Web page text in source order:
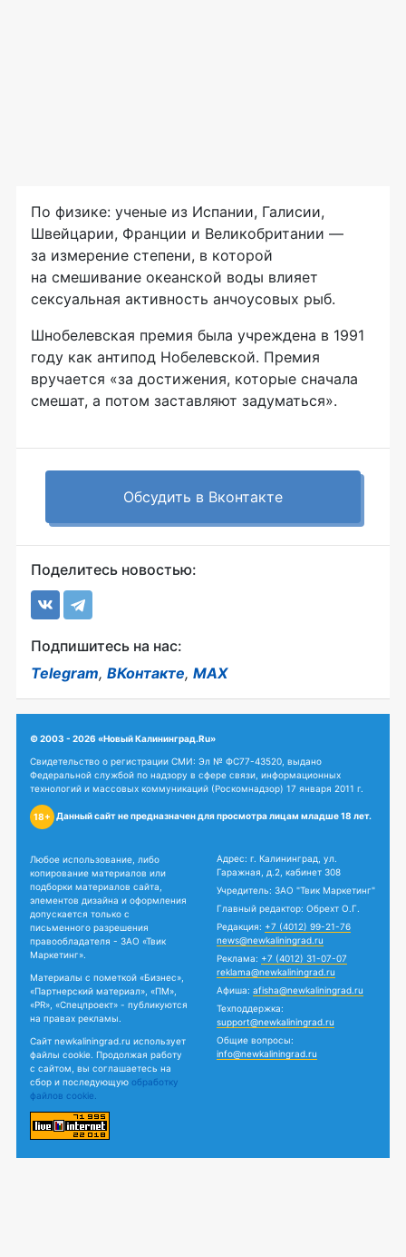
По физике: ученые из Испании, Галисии,
Швейцарии, Франции и Великобритании —
за измерение степени, в которой
на смешивание океанской воды влияет
сексуальная активность анчоусовых рыб.
Шнобелевская премия была учреждена в 1991
году как антипод Нобелевской. Премия
вручается «за достижения, которые сначала
смешат, а потом заставляют задуматься».
Обсудить в Вконтакте
Поделитесь новостью:
Подпишитесь на нас:
Telegram, ВКонтакте, MAX
© 2003 - 2026 «Новый Калининград.Ru»
Свидетельство о регистрации СМИ: Эл № ФС77-43520, выдано
Федеральной службой по надзору в сфере связи, информационных
технологий и массовых коммуникаций (Роскомнадзор) 17 января 2011 г.
18+ Данный сайт не предназначен для просмотра лицам младше 18 лет.
Любое использование, либо
копирование материалов или
подборки материалов сайта,
элементов дизайна и оформления
допускается только с
письменного разрешения
правообладателя - ЗАО «Твик
Маркетинг».
Материалы с пометкой «Бизнес»,
«Партнерский материал», «ПМ»,
«PR», «Спецпроект» - публикуются
на правах рекламы.
Сайт newkaliningrad.ru использует
файлы cookie. Продолжая работу
с сайтом, вы соглашаетесь на
сбор и последующую обработку
файлов cookie.
Адрес: г. Калининград, ул.
Гаражная, д.2, кабинет 308
Учредитель: ЗАО "Твик Маркетинг"
Главный редактор: Обрехт О.Г.
Редакция: +7 (4012) 99-21-76
news@newkaliningrad.ru
Реклама: +7 (4012) 31-07-07
reklama@newkaliningrad.ru
Афиша: afisha@newkaliningrad.ru
Техподдержка:
support@newkaliningrad.ru
Общие вопросы:
info@newkaliningrad.ru